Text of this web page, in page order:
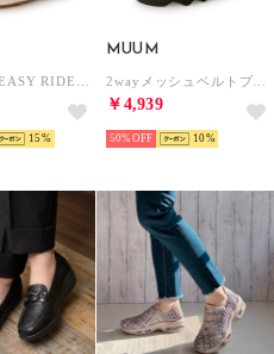
15
MUUM
￥4,939
50% 10